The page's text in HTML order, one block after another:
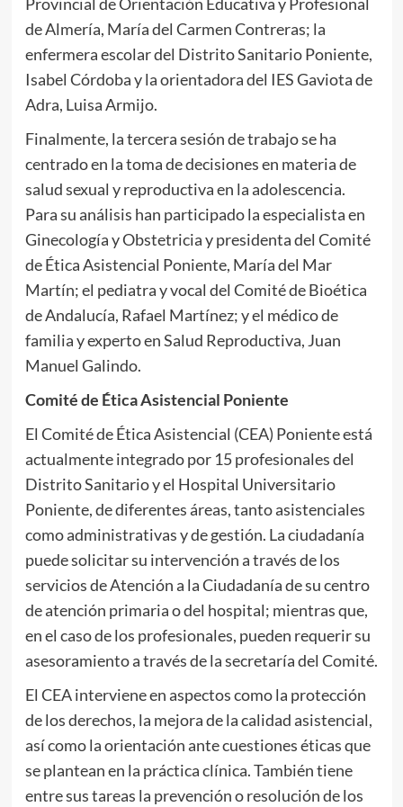
de Almería, María del Carmen Contreras; la
enfermera escolar del Distrito Sanitario Poniente,
Isabel Córdoba y la orientadora del IES Gaviota de
Adra, Luisa Armijo.
Finalmente, la tercera sesión de trabajo se ha
centrado en la toma de decisiones en materia de
salud sexual y reproductiva en la adolescencia.
Para su análisis han participado la especialista en
Ginecología y Obstetricia y presidenta del Comité
de Ética Asistencial Poniente, María del Mar
Martín; el pediatra y vocal del Comité de Bioética
de Andalucía, Rafael Martínez; y el médico de
familia y experto en Salud Reproductiva, Juan
Manuel Galindo.
Comité de Ética Asistencial Poniente
El Comité de Ética Asistencial (CEA) Poniente está
actualmente integrado por 15 profesionales del
Distrito Sanitario y el Hospital Universitario
Poniente, de diferentes áreas, tanto asistenciales
como administrativas y de gestión. La ciudadanía
puede solicitar su intervención a través de los
servicios de Atención a la Ciudadanía de su centro
de atención primaria o del hospital; mientras que,
en el caso de los profesionales, pueden requerir su
asesoramiento a través de la secretaría del Comité.
El CEA interviene en aspectos como la protección
de los derechos, la mejora de la calidad asistencial,
así como la orientación ante cuestiones éticas que
se plantean en la práctica clínica. También tiene
entre sus tareas la prevención o resolución de los